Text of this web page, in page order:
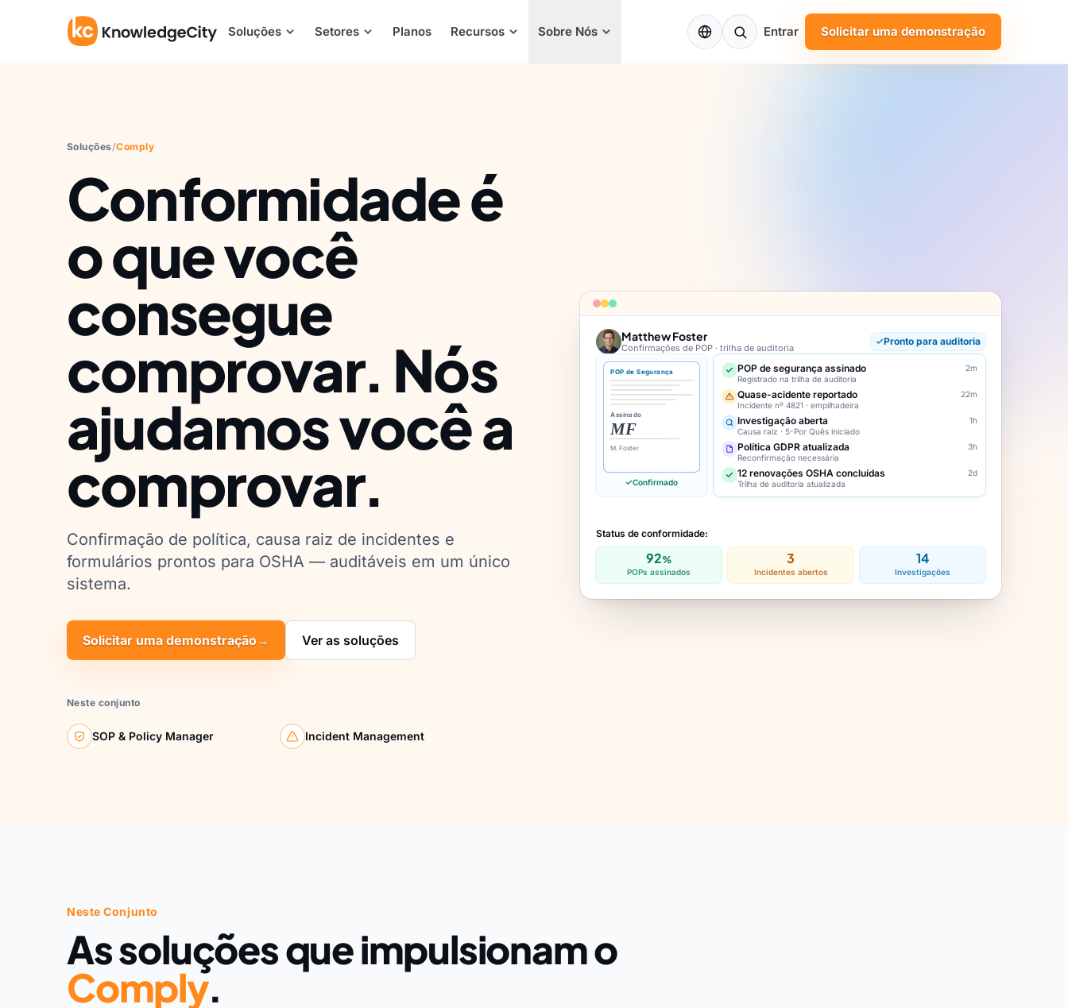
Soluções Setores Planos Recursos Sobre Nós PT Entrar Solicitar uma demonstração
Soluções/Comply
Conformidade é
o que você
consegue
comprovar. Nós
ajudamos você a
comprovar.
Confirmação de política, causa raiz de incidentes e
formulários prontos para OSHA — auditáveis em um único
sistema.
Solicitar uma demonstração→ Ver as soluções
Neste conjunto
SOP & Policy Manager Incident Management
Matthew Foster
Confirmações de POP · trilha de auditoria
Pronto para auditoria
POP de Segurança
Assinado
MF
M. Foster
Confirmado
POP de segurança assinado
Registrado na trilha de auditoria
2m
Quase-acidente reportado
Incidente nº 4821 · empilhadeira
22m
Investigação aberta
Causa raiz · 5-Por Quês iniciado
1h
Política GDPR atualizada
Reconfirmação necessária
3h
12 renovações OSHA concluídas
Trilha de auditoria atualizada
2d
Status de conformidade:
92%
POPs assinados
3
Incidentes abertos
14
Investigações
Neste Conjunto
As soluções que impulsionam o
Comply.